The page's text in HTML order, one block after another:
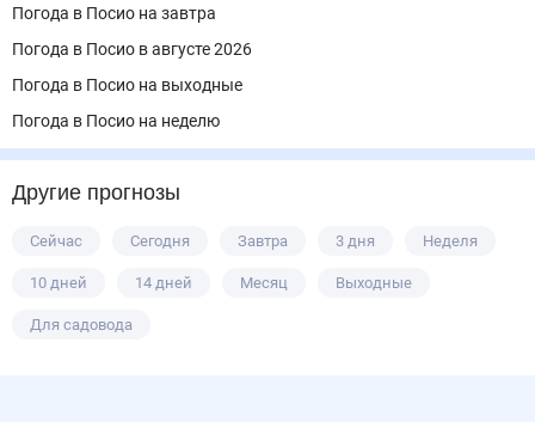
Погода в Посио на завтра
Погода в Посио в августе 2026
Погода в Посио на выходные
Погода в Посио на неделю
Другие прогнозы
Сейчас Сегодня Завтра 3 дня Неделя
10 дней 14 дней Месяц Выходные
Для садовода